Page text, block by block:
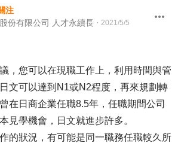
注
份有限公司 人才永續長 ・ 2021/5/5
，您可以在現職工作上，利用時間與管
文可以達到N1或N2程度，再來規劃轉
在日商企業任職8.5年，任職期間公司
見學機會，日文就進步許多。
的狀況，有可能是同一職務任職較久所